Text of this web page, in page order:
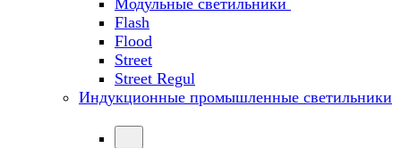
Модульные светильники
Flash
Flood
Street
Street Regul
Индукционные промышленные светильники